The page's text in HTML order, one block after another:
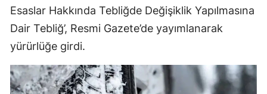
Esaslar Hakkında Tebliğde Değişiklik Yapılmasına
Dair Tebliğ’, Resmi Gazete’de yayımlanarak
yürürlüğe girdi.